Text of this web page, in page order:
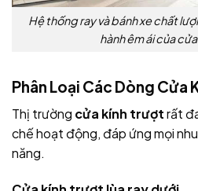
Hệ thống ray và bánh xe chất
hành êm ái của
Phân Loại Các Dòng Cửa
Thị trường cửa kính trượtrất
chế hoạt động, đáp ứng mọi
năng.